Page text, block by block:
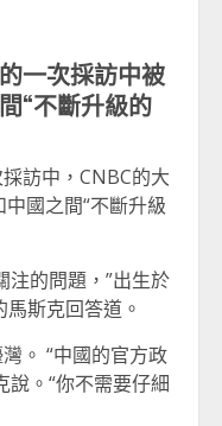
一次採訪中被
“不斷升級的
訪中，CNBC的大
國之間“不斷升級
注的問題，”出生於
斯克回答道。
。 “中國的官方政
說。“你不需要仔細